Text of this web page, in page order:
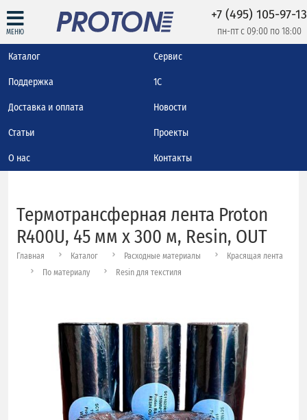
МЕНЮ
+7 (495) 105-97-13
пн-пт с 09:00 по 18:00
Каталог Сервис
Поддержка 1С
Доставка и оплата Новости
Статьи Проекты
О нас Контакты
Термотрансферная лента Proton
R400U, 45 мм х 300 м, Resin, OUT
Главная Каталог Расходные материалы
Красящая лента
По материалу
Resin для текстиля